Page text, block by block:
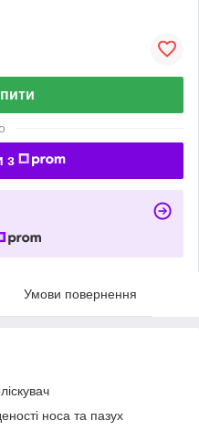
з
Умови повернення
носа та пазух